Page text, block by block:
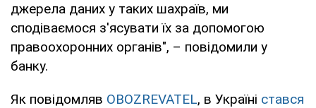
джерела даних у таких шахраїв, ми
сподіваємося з'ясувати їх за допомогою
правоохоронних органів", – повідомили у
банку.
Як повідомляв OBOZREVATEL, в Україні стався